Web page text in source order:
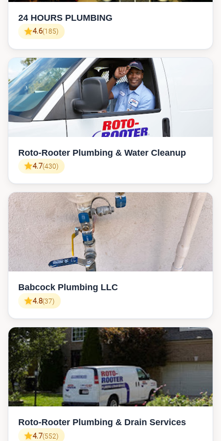
24 HOURS PLUMBING
4.6(185)
Roto-Rooter Plumbing & Water Cleanup
4.7(430)
Babcock Plumbing LLC
4.8(37)
Roto-Rooter Plumbing & Drain Services
4.7(552)